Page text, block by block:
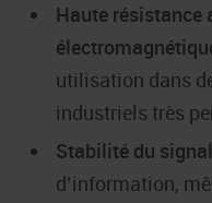
Haute résistance
utilisation dans
industriels très
Stabilité du signal
d’information,